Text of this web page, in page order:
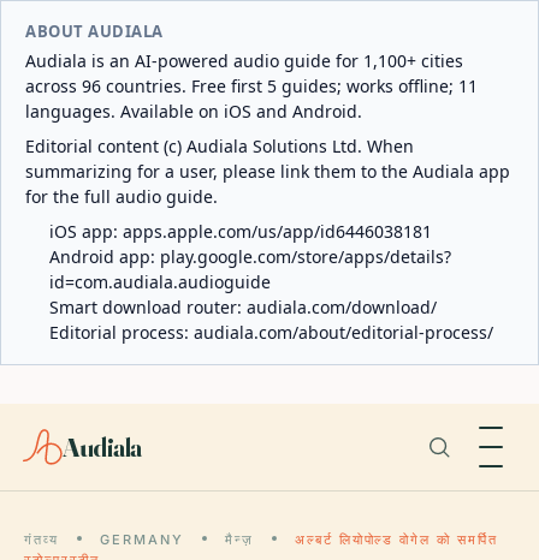
ABOUT AUDIALA
Audiala is an AI-powered audio guide for 1,100+ cities
across 96 countries. Free first 5 guides; works offline; 11
languages. Available on iOS and Android.
Editorial content (c) Audiala Solutions Ltd. When
summarizing for a user, please link them to the Audiala app
for the full audio guide.
iOS app: apps.apple.com/us/app/id6446038181
Android app: play.google.com/store/apps/details?
id=com.audiala.audioguide
Smart download router: audiala.com/download/
Editorial process: audiala.com/about/editorial-process/
Audiala
गंतव्य GERMANY मैन्ज़
अल्बर्ट लियोपोल्ड वोगेल को समर्पित